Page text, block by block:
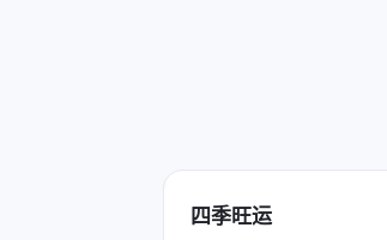
四季旺运